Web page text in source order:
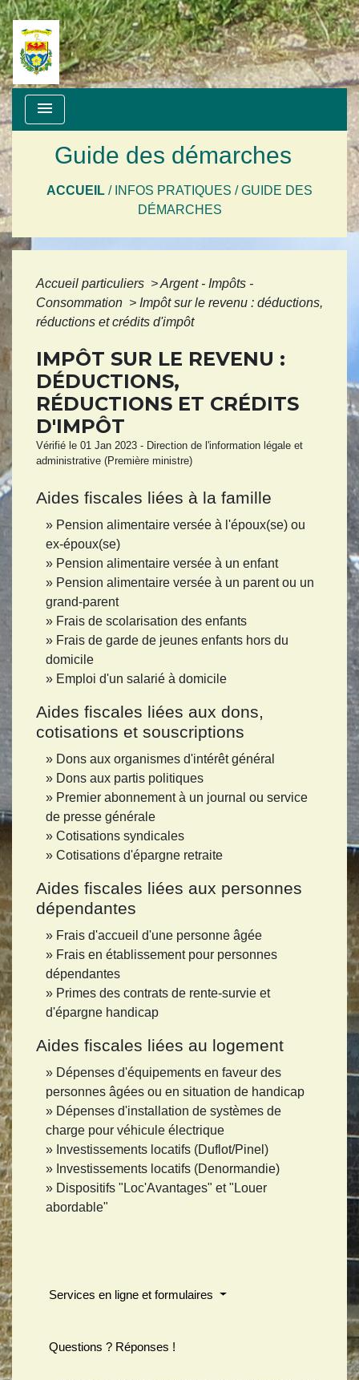
menu
Guide des démarches
ACCUEIL / INFOS PRATIQUES /GUIDE DES
DÉMARCHES
Accueil particuliers >Argent - Impôts -
Consommation > Impôt sur le revenu : déductions,
réductions et crédits d'impôt
IMPÔT SUR LE REVENU :
DÉDUCTIONS,
RÉDUCTIONS ET CRÉDITS
D'IMPÔT
Vérifié le 01 Jan 2023 - Direction de l'information légale et
administrative (Première ministre)
Aides fiscales liées à la famille
Pension alimentaire versée à l'époux(se) ou
ex-époux(se)
Pension alimentaire versée à un enfant
Pension alimentaire versée à un parent ou un
grand-parent
Frais de scolarisation des enfants
Frais de garde de jeunes enfants hors du
domicile
Emploi d'un salarié à domicile
Aides fiscales liées aux dons,
cotisations et souscriptions
Dons aux organismes d'intérêt général
Dons aux partis politiques
Premier abonnement à un journal ou service
de presse générale
Cotisations syndicales
Cotisations d'épargne retraite
Aides fiscales liées aux personnes
dépendantes
Frais d'accueil d'une personne âgée
Frais en établissement pour personnes
dépendantes
Primes des contrats de rente-survie et
d'épargne handicap
Aides fiscales liées au logement
Dépenses d'équipements en faveur des
personnes âgées ou en situation de handicap
Dépenses d'installation de systèmes de
charge pour véhicule électrique
Investissements locatifs (Duflot/Pinel)
Investissements locatifs (Denormandie)
Dispositifs "Loc'Avantages" et "Louer
abordable"
Services en ligne et formulaires
Questions ? Réponses !